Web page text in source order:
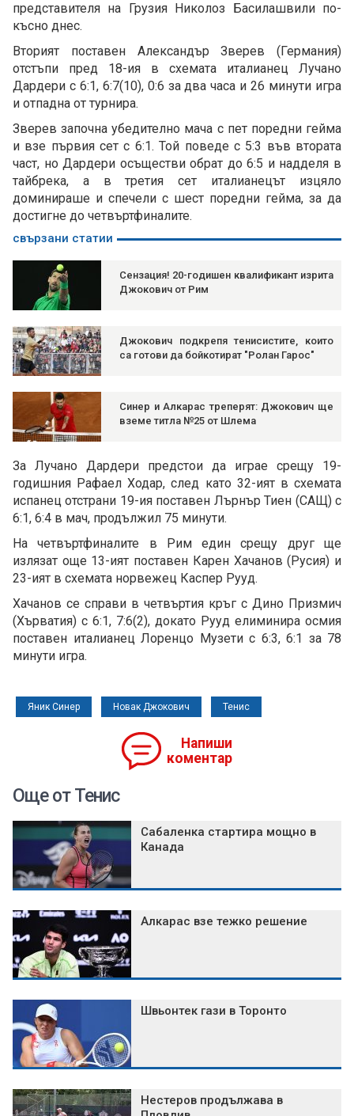
представителя на Грузия Николоз Басилашвили по-
късно днес.
Вторият поставен Александър Зверев (Германия)
отстъпи пред 18-ия в схемата италианец Лучано
Дардери с 6:1, 6:7(10), 0:6 за два часа и 26 минути игра
и отпадна от турнира.
Зверев започна убедително мача с пет поредни гейма
и взе първия сет с 6:1. Той поведе с 5:3 във втората
част, но Дардери осъществи обрат до 6:5 и надделя в
тайбрека, а в третия сет италианецът изцяло
доминираше и спечели с шест поредни гейма, за да
достигне до четвъртфиналите.
свързани статии
Сензация! 20-годишен квалификант изрита
Джокович от Рим
Джокович подкрепя тенисистите, които
са готови да бойкотират "Ролан Гарос"
Синер и Алкарас треперят: Джокович ще
вземе титла №25 от Шлема
За Лучано Дардери предстои да играе срещу 19-
годишния Рафаел Ходар, след като 32-ият в схемата
испанец отстрани 19-ия поставен Лърнър Тиен (САЩ) с
6:1, 6:4 в мач, продължил 75 минути.
На четвъртфиналите в Рим един срещу друг ще
излязат още 13-ият поставен Карен Хачанов (Русия) и
23-ият в схемата норвежец Каспер Рууд.
Хачанов се справи в четвъртия кръг с Дино Призмич
(Хърватия) с 6:1, 7:6(2), докато Рууд елиминира осмия
поставен италианец Лоренцо Музети с 6:3, 6:1 за 78
минути игра.
Яник Синер Новак Джокович Тенис
Напиши
коментар
Още от Тенис
Сабаленка стартира мощно в
Канада
Алкарас взе тежко решение
Швьонтек гази в Торонто
Нестеров продължава в